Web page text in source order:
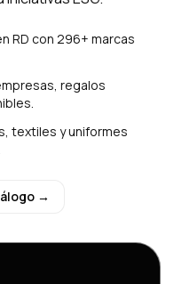
RD con 296+ marcas
regalos
textiles y uniformes
→